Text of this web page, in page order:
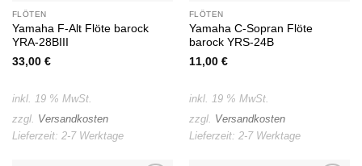
FLÖTEN
Yamaha F-Alt Flöte barock
YRA-28BIII
33,00 €
inkl. 19 % MwSt.
zzgl. Versandkosten
Lieferzeit: 2-7 Werktage
FLÖTEN
Yamaha C-Sopran Flöte
barock YRS-24B
11,00 €
inkl. 19 % MwSt.
zzgl. Versandkosten
Lieferzeit: 2-7 Werktage